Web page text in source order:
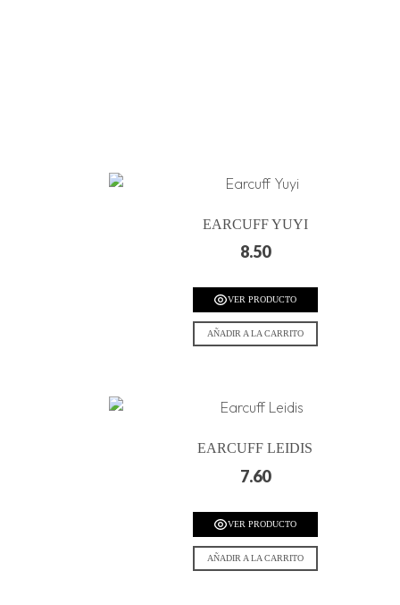
EARCUFF YUYI
8.50
VER PRODUCTO
AÑADIR A LA CARRITO
EARCUFF LEIDIS
7.60
VER PRODUCTO
AÑADIR A LA CARRITO